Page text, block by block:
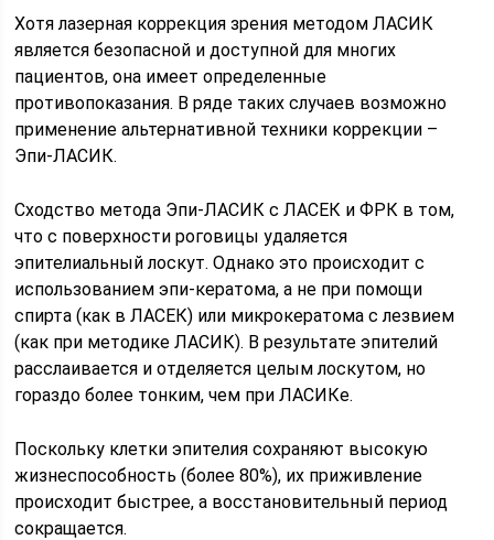
Хотя лазерная коррекция зрения методом ЛАСИК
является безопасной и доступной для многих
пациентов, она имеет определенные
противопоказания. В ряде таких случаев возможно
применение альтернативной техники коррекции –
Эпи-ЛАСИК.
Сходство метода Эпи-ЛАСИК с ЛАСЕК и ФРК в том,
что с поверхности роговицы удаляется
эпителиальный лоскут. Однако это происходит с
использованием эпи-кератома, а не при помощи
спирта (как в ЛАСЕК) или микрокератома с лезвием
(как при методике ЛАСИК). В результате эпителий
расслаивается и отделяется целым лоскутом, но
гораздо более тонким, чем при ЛАСИКе.
Поскольку клетки эпителия сохраняют высокую
жизнеспособность (более 80%), их приживление
происходит быстрее, а восстановительный период
сокращается.